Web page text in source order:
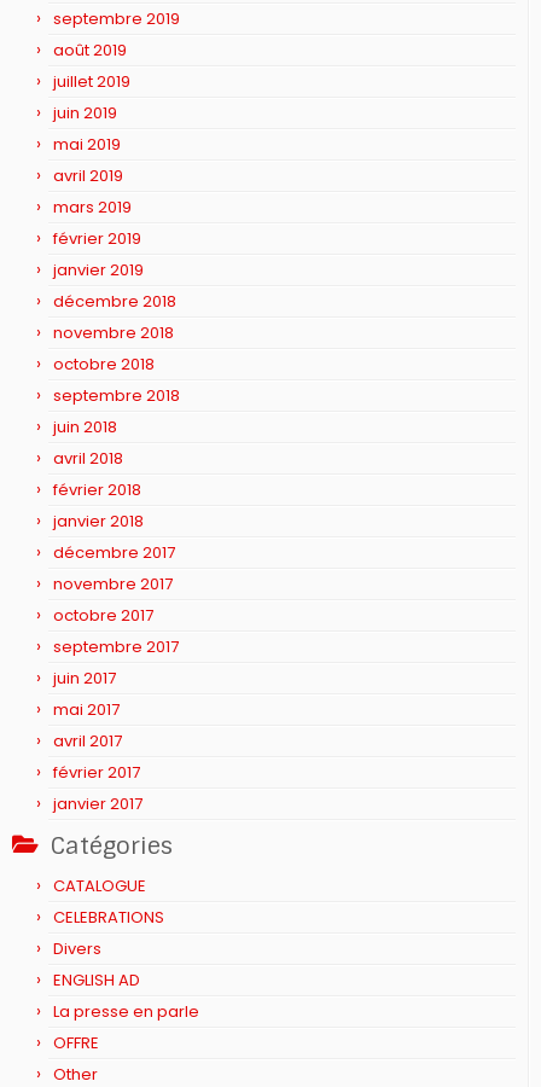
septembre 2019
août 2019
juillet 2019
juin 2019
mai 2019
avril 2019
mars 2019
février 2019
janvier 2019
décembre 2018
novembre 2018
octobre 2018
septembre 2018
juin 2018
avril 2018
février 2018
janvier 2018
décembre 2017
novembre 2017
octobre 2017
septembre 2017
juin 2017
mai 2017
avril 2017
février 2017
janvier 2017
Catégories
CATALOGUE
CELEBRATIONS
Divers
ENGLISH AD
La presse en parle
OFFRE
Other